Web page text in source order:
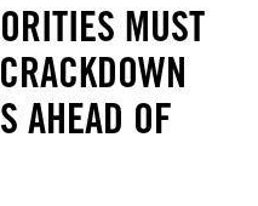
MUST
AHEAD OF